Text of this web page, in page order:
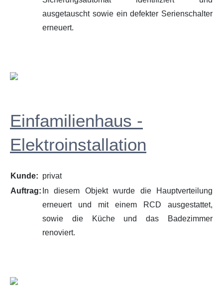
ausgetauscht sowie ein defekter Serienschalter
erneuert.
Einfamilienhaus -
Elektroinstallation
Kunde: privat
Auftrag: In diesem Objekt wurde die Hauptverteilung
erneuert und mit einem RCD ausgestattet,
sowie die Küche und das Badezimmer
renoviert.